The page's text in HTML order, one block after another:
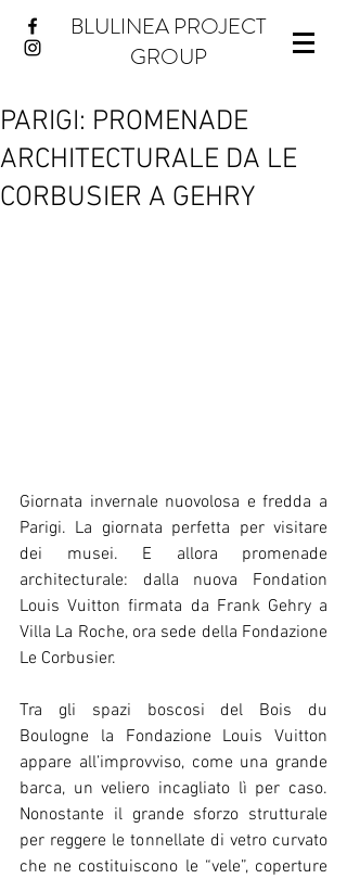
BLULINEA PROJECT
GROUP
PARIGI: PROMENADE
ARCHITECTURALE DA LE
CORBUSIER A GEHRY
Giornata invernale nuovolosa e fredda a
Parigi. La giornata perfetta per visitare
dei musei. E allora promenade
architecturale: dalla nuova Fondation
Louis Vuitton firmata da Frank Gehry a
Villa La Roche, ora sede della Fondazione
Le Corbusier.
Tra gli spazi boscosi del Bois du
Boulogne la Fondazione Louis Vuitton
appare all’improvviso, come una grande
barca, un veliero incagliato lì per caso.
Nonostante il grande sforzo strutturale
per reggere le tonnellate di vetro curvato
che ne costituiscono le “vele”, coperture